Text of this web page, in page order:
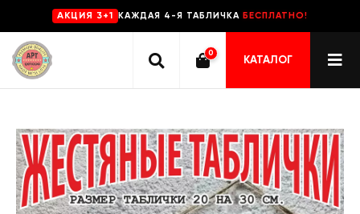
AKЦИЯ 3+1 КАЖДАЯ 4-Я ТАБЛИЧКА БЕСПЛАТНО!
0
КАТАЛОГ